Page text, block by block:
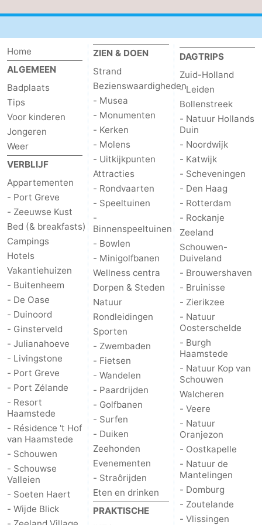
Leiden
Bollenstreek
-
Natuur
Hollands
Duin
-
Noordwijk
-
Katwijk
-
Scheveningen
-
Den
Haag
Rotterdam
-
Rockanje
Zeeland
Schouwen-
Duiveland
-
Brouwershaven
Bruinisse
Zierikzee
-
Natuur
Oosterschelde
-
Burgh
Haamstede
-
Natuur
Kop
van
Walcheren
-
Veere
-
Home
ALGEMEEN
Badplaats
Tips
Voor kinderen
Jongeren
Weer
VERBLIJF
Appartementen
- Port Greve
- Zeeuwse Kust
Bed (& breakfasts)
Campings
Hotels
Vakantiehuizen
- Buitenheem
- De Oase
- Duinoord
- Ginsterveld
- Julianahoeve
- Livingstone
- Port Greve
- Port Zélande
- Resort
Haamstede
- Résidence 't Hof
van Haamstede
- Schouwen
- Schouwse
Valleien
- Soeten Haert
- Wijde Blick
ZIEN & DOEN
Strand
Bezienswaardigheden
- Musea
- Monumenten
- Kerken
- Molens
- Uitkijkpunten
Attracties
- Rondvaarten
- Speeltuinen
-
Binnenspeeltuinen
- Bowlen
- Minigolfbanen
Wellness centra
Dorpen & Steden
Natuur
Rondleidingen
Sporten
- Zwembaden
- Fietsen
- Wandelen
- Paardrijden
- Golfbanen
- Surfen
- Duiken
Zeehonden
Evenementen
- Straôrijden
Eten en drinken
PRAKTISCHE
DAGTRIPS
Zuid-Holland
- Leiden
Bollenstreek
- Natuur Hollands
Duin
- Noordwijk
- Katwijk
- Scheveningen
- Den Haag
- Rotterdam
- Rockanje
Zeeland
Schouwen-
Duiveland
- Brouwershaven
- Bruinisse
- Zierikzee
- Natuur
Oosterschelde
- Burgh
Haamstede
- Natuur Kop van
Schouwen
Walcheren
- Veere
- Natuur
Oranjezon
- Oostkapelle
- Natuur de
Mantelingen
- Domburg
- Zoutelande
- Vlissingen